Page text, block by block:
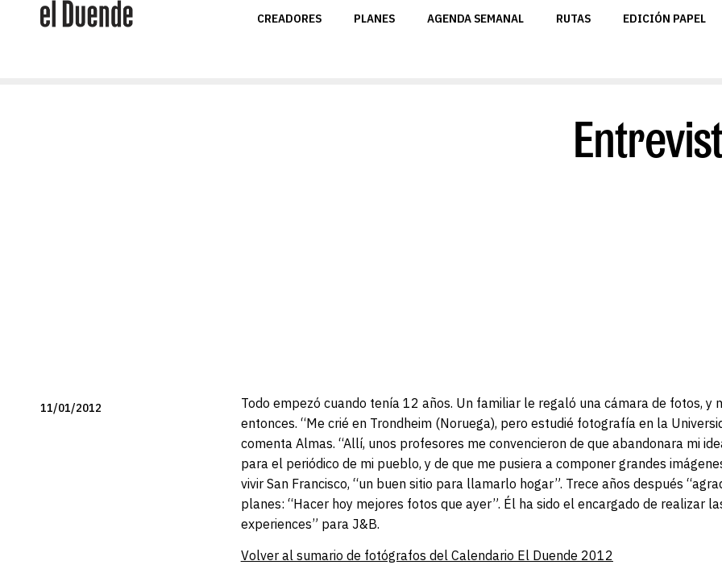
CREADORES PLANES AGENDA SEMANAL RUTAS EDICIÓN PAPEL
11/01/2012
Todo empezó cuando tenía 12 años. Un familiar le regaló una cámara de fotos, y
entonces. “Me crié en Trondheim (Noruega), pero estudié fotografía en la
comenta Almas. “Allí, unos profesores me convencieron de que abandonara mi
para el periódico de mi pueblo, y de que me pusiera a componer grandes
vivir San Francisco, “un buen sitio para llamarlo hogar”. Trece años después
planes: “Hacer hoy mejores fotos que ayer”. Él ha sido el encargado de realizar
experiences” para J&B.
Volver al sumario de fotógrafos del Calendario El Duende 2012